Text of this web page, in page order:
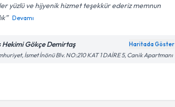
yüzlü ve hijyenik hizmet teşekkür ederiz memnun
Devamı
Hekimi Gökçe Demirtaş Haritada Göster
İsmet İnönü Blv. NO:210 KAT 1 DAİRE 5, Canik Apartmanı